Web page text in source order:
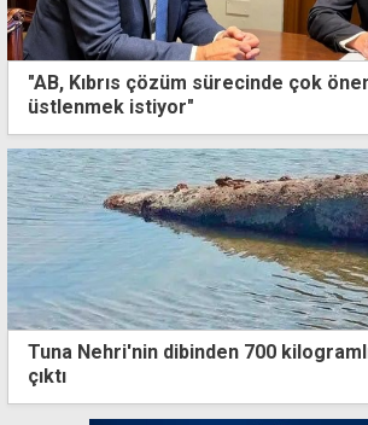
"AB, Kıbrıs çözüm sürecinde çok
üstlenmek istiyor"
Tuna Nehri'nin dibinden 700
çıktı